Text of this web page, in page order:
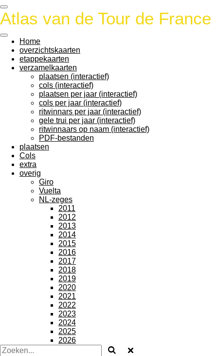
Ga
direct
naar
de
hoofdinhoud
Atlas van de Tour de France
Home
overzichtskaarten
etappekaarten
verzamelkaarten
plaatsen (interactief)
cols (interactief)
plaatsen per jaar (interactief)
cols per jaar (interactief)
ritwinnars per jaar (interactief)
gele trui per jaar (interactief)
ritwinnaars op naam (interactief)
PDF-bestanden
plaatsen
Cols
extra
overig
Giro
Vuelta
NL-zeges
2011
2012
2013
2014
2015
2016
2017
2018
2019
2020
2021
2022
2023
2024
2025
2026